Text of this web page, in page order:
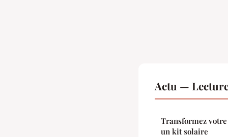
Actu —
Transformez
un kit solaire